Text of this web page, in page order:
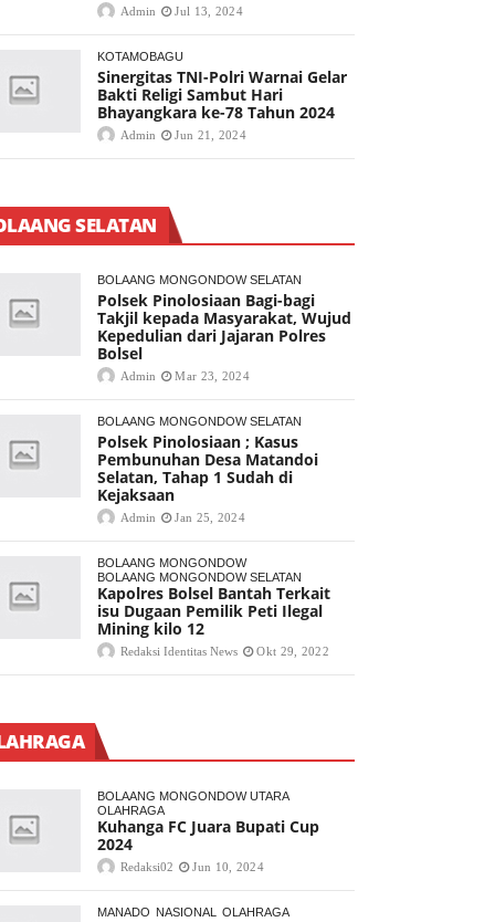
Admin Jul 13, 2024
KOTAMOBAGU
Sinergitas TNI-Polri Warnai Gelar
Bakti Religi Sambut Hari
Bhayangkara ke-78 Tahun 2024
Admin Jun 21, 2024
SELATAN
BOLAANG MONGONDOW SELATAN
Polsek Pinolosiaan Bagi-bagi
Takjil kepada Masyarakat, Wujud
Kepedulian dari Jajaran Polres
Bolsel
Admin Mar 23, 2024
BOLAANG MONGONDOW SELATAN
Polsek Pinolosiaan ; Kasus
Pembunuhan Desa Matandoi
Selatan, Tahap 1 Sudah di
Kejaksaan
Admin Jan 25, 2024
BOLAANG MONGONDOW
BOLAANG MONGONDOW SELATAN
Kapolres Bolsel Bantah Terkait
isu Dugaan Pemilik Peti Ilegal
Mining kilo 12
Redaksi Identitas News Okt 29, 2022
BOLAANG MONGONDOW UTARA
OLAHRAGA
Kuhanga FC Juara Bupati Cup
2024
Redaksi02 Jun 10, 2024
MANADO NASIONAL OLAHRAGA